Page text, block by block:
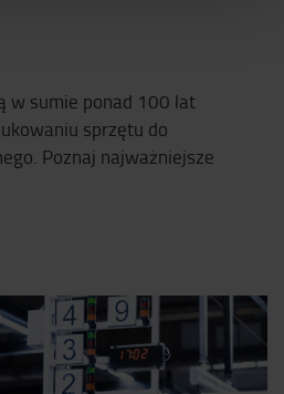
w sumie ponad 100 lat
sprzętu do
Poznaj najważniejsze